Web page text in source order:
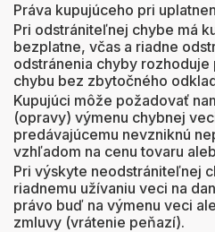
Práva kupujúceho pri
Pri odstrániteľnej chybe má
bezplatne, včas a riadne
odstránenia chyby
chybu bez zbytočného
Kupujúci môže požadovať
(opravy) výmenu chybnej
predávajúcemu nevzniknú
vzhľadom na cenu tovaru
Pri výskyte neodstrániteľnej
riadnemu užívaniu veci na
právo buď na výmenu veci
zmluvy (vrátenie peňazí).